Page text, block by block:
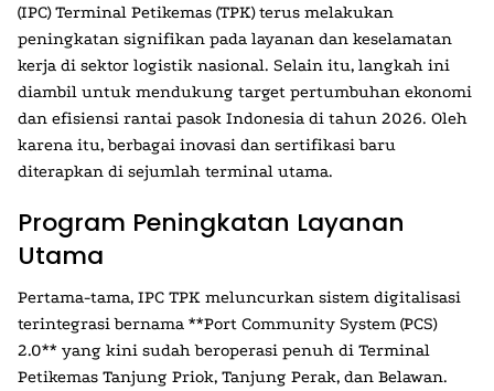
(IPC) Terminal Petikemas (TPK)terus melakukan
peningkatan signifikan pada layanan dan keselamatan
kerja di sektor logistik nasional. Selain itu, langkah ini
diambil untuk mendukung target pertumbuhan ekonomi
dan efisiensi rantai pasok Indonesia di tahun 2026. Oleh
karena itu, berbagai inovasi dan sertifikasi baru
diterapkan di sejumlah terminal utama.
Program Peningkatan Layanan
Utama
Pertama-tama, IPC TPK meluncurkan sistem digitalisasi
terintegrasi bernama **Port Community System (PCS)
2.0** yang kini sudah beroperasi penuh di Terminal
Petikemas Tanjung Priok, Tanjung Perak, dan Belawan.